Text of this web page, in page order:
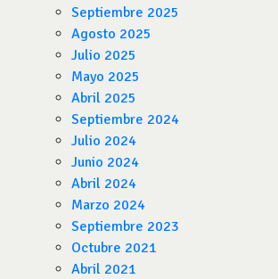
Septiembre 2025
Agosto 2025
Julio 2025
Mayo 2025
Abril 2025
Septiembre 2024
Julio 2024
Junio 2024
Abril 2024
Marzo 2024
Septiembre 2023
Octubre 2021
Abril 2021